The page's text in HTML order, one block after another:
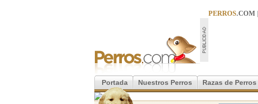
PERROS.COM
Portada Nuestros Perros Razas de Perros